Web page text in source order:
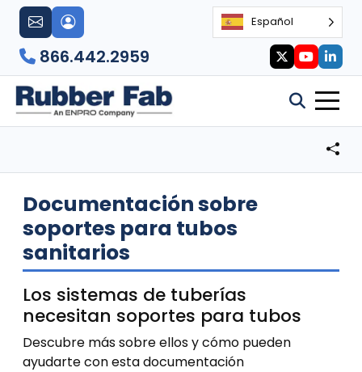
Español
866.442.2959
Documentación sobre
soportes para tubos
sanitarios
Los sistemas de tuberías
necesitan soportes para tubos
Descubre más sobre ellos y cómo pueden
ayudarte con esta documentación